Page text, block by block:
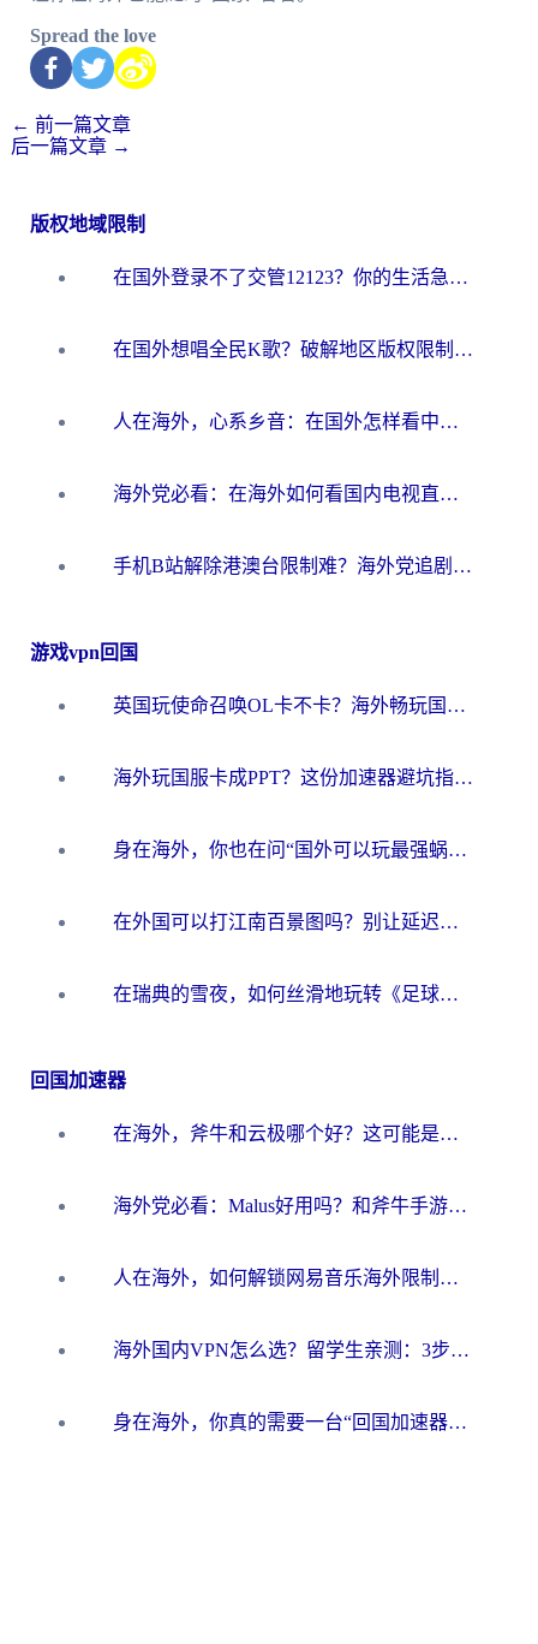
Spread the love
← 前一篇文章
后一篇文章 →
版权地域限制
在国外登录不了交管12123？你的生活急需一条“数字回乡路”
在国外想唱全民K歌？破解地区版权限制的实用指南来了
人在海外，心系乡音：在国外怎样看中国电视的真实答案
海外党必看：在海外如何看国内电视直播？选对加速器是关键
手机B站解除港澳台限制难？海外党追剧看片选对加速器就够了
游戏vpn回国
英国玩使命召唤OL卡不卡？海外畅玩国服游戏的终极加速指南
海外玩国服卡成PPT？这份加速器避坑指南让你丝滑直连
身在海外，你也在问“国外可以玩最强蜗牛吗”？
在外国可以打江南百景图吗？别让延迟毁了你的苏州府——海外国服游戏加速器终极指南
在瑞典的雪夜，如何丝滑地玩转《足球世界》？一份给你的低延迟终极指南
回国加速器
在海外，斧牛和云极哪个好？这可能是你最真实的困惑
海外党必看：Malus好用吗？和斧牛手游哪个好？3步选对回国加速器（附节点搭建小技巧）
人在海外，如何解锁网易音乐海外限制？这份真实指南给你答案
海外国内VPN怎么选？留学生亲测：3步找到能无缝刷剧玩游戏的加速器
身在海外，你真的需要一台“回国加速器”吗？免费的是否靠谱？